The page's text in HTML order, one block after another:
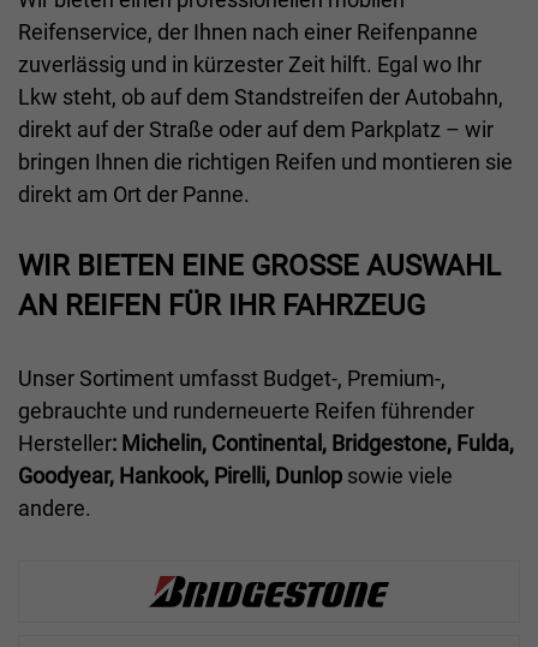
Reifenservice, der Ihnen nach einer Reifenpanne
zuverlässig und in kürzester Zeit hilft. Egal wo Ihr
Lkw steht, ob auf dem Standstreifen der Autobahn,
direkt auf der Straße oder auf dem Parkplatz – wir
bringen Ihnen die richtigen Reifen und montieren sie
direkt am Ort der Panne.
WIR BIETEN EINE GROSSE AUSWAHL A
N REIFEN FÜR IHR FAHRZEUG
Unser Sortiment umfasst Budget-, Premium-,
gebrauchte und runderneuerte Reifen führender
Hersteller: Michelin, Continental, Bridgestone, Fulda,
Goodyear, Hankook, Pirelli, Dunlop sowie viele
andere.